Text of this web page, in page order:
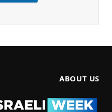
ABOUT US